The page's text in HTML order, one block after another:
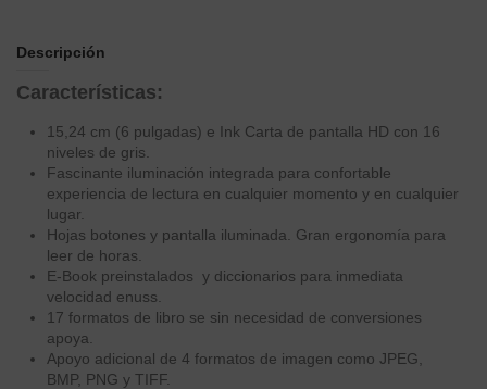
Descripción
Características:
15,24 cm (6 pulgadas) e Ink Carta de pantalla HD con 16
niveles de gris.
Fascinante iluminación integrada para confortable
experiencia de lectura en cualquier momento y en cualquier
lugar.
Hojas botones y pantalla iluminada. Gran ergonomía para
leer de horas.
E-Book preinstalados y diccionarios para inmediata
velocidad enuss.
17 formatos de libro se sin necesidad de conversiones
apoya.
Apoyo adicional de 4 formatos de imagen como JPEG,
BMP, PNG y TIFF.